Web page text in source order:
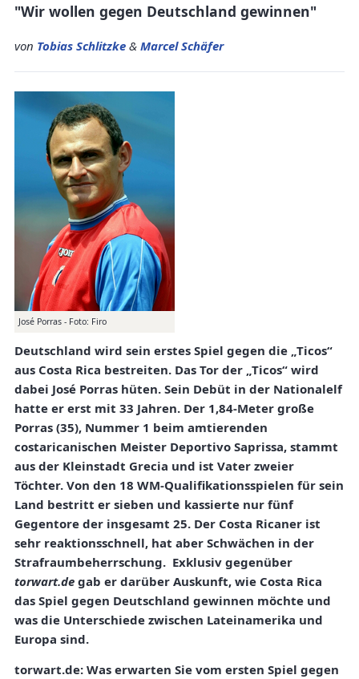
"Wir wollen gegen Deutschland gewinnen"
von Tobias Schlitzke & Marcel Schäfer
José Porras - Foto: Firo
Deutschland wird sein erstes Spiel gegen die „Ticos“
aus Costa Rica bestreiten. Das Tor der „Ticos“ wird
dabei José Porras hüten. Sein Debüt in der Nationalelf
hatte er erst mit 33 Jahren. Der 1,84-Meter große
Porras (35), Nummer 1 beim amtierenden
costaricanischen Meister Deportivo Saprissa, stammt
aus der Kleinstadt Grecia und ist Vater zweier
Töchter. Von den 18 WM-Qualifikationsspielen für sein
Land bestritt er sieben und kassierte nur fünf
Gegentore der insgesamt 25. Der Costa Ricaner ist
sehr reaktionsschnell, hat aber Schwächen in der
Strafraumbeherrschung. Exklusiv gegenüber
torwart.de gab er darüber Auskunft, wie Costa Rica
das Spiel gegen Deutschland gewinnen möchte und
was die Unterschiede zwischen Lateinamerika und
Europa sind.
torwart.de: Was erwarten Sie vom ersten Spiel gegen